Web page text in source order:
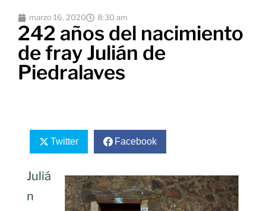
marzo 16, 2020 8:30 am
242 años del nacimiento
de fray Julián de
Piedralaves
Twitter Facebook
Juliá
n